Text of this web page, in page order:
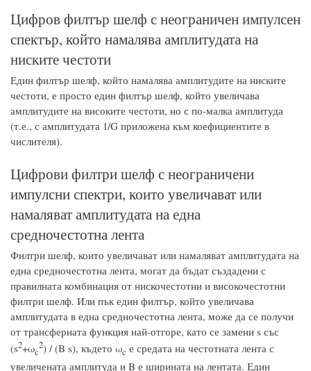
Цифров филтър шелф с неограничен импулсен
спектър, който намалява амплитудата на
ниските честоти
Един филтър шелф, който намалява амплитудите на ниските
честоти, е просто един филтър шелф, който увеличава
амплитудите на високите честоти, но с по-малка амплитуда
(т.е., с амплитудата 1/G приложена към коефициентите в
числителя).
Цифрови филтри шелф с неограничени
импулсни спектри, които увеличават или
намаляват амплитудата на една
средночестотна лента
Филтри шелф, които увеличават или намаляват амплитудата на
една средночестотна лента, могат да бъдат създадени с
правилната комбинация от нискочестотни и високочестотни
филтри шелф. Или пък един филтър, който увеличава
амплитудата в една средночестотна лента, може да се получи
от трансферната функция най-отгоре, като се замени s със
(s2+ωc
2) / (B s), където ωc е средата на честотната лента с
увеличената амплитуда и B е ширината на лентата. Един